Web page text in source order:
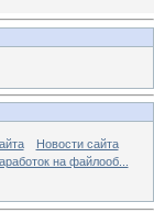
Новости сайта
на файлооб...